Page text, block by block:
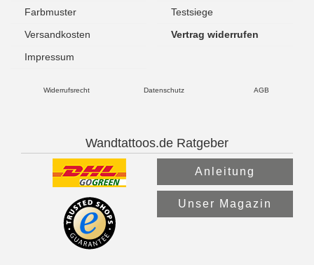
Farbmuster
Testsiege
Versandkosten
Vertrag widerrufen
Impressum
Widerrufsrecht Datenschutz AGB
Wandtattoos.de Ratgeber
Anleitung
Unser Magazin